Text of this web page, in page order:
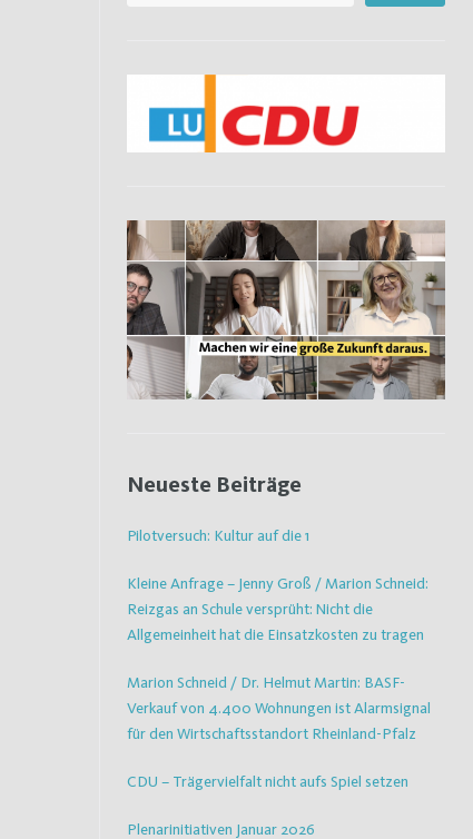
Neueste Beiträge
Pilotversuch: Kultur auf die 1
Kleine Anfrage – Jenny Groß / Marion Schneid:
Reizgas an Schule versprüht: Nicht die
Allgemeinheit hat die Einsatzkosten zu tragen
Marion Schneid / Dr. Helmut Martin: BASF-
Verkauf von 4.400 Wohnungen ist Alarmsignal
für den Wirtschaftsstandort Rheinland-Pfalz
CDU – Trägervielfalt nicht aufs Spiel setzen
Plenarinitiativen Januar 2026